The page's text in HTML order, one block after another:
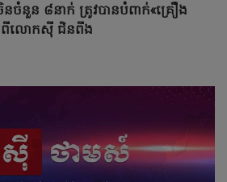
ចំនួន ៨នាក់ ត្រូវបានបំពាក់«គ្រឿង
លោកស៊ី ជិនពីង